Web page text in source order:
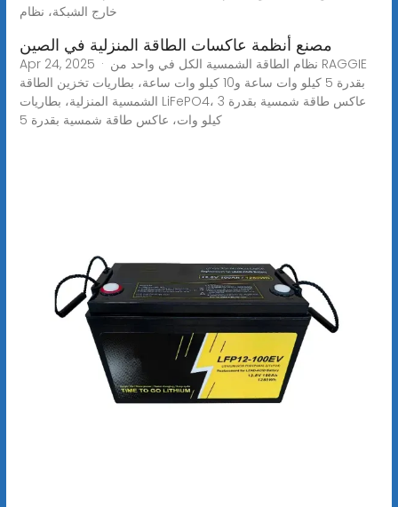
خارج الشبكة، نظام
مصنع أنظمة عاكسات الطاقة المنزلية في الصين
Apr 24, 2025 · نظام الطاقة الشمسية الكل في واحد من RAGGIE
بقدرة 5 كيلو وات ساعة و10 كيلو وات ساعة، بطاريات تخزين الطاقة
الشمسية المنزلية، بطاريات LiFePO4، عاكس طاقة شمسية بقدرة 3
كيلو وات، عاكس طاقة شمسية بقدرة 5